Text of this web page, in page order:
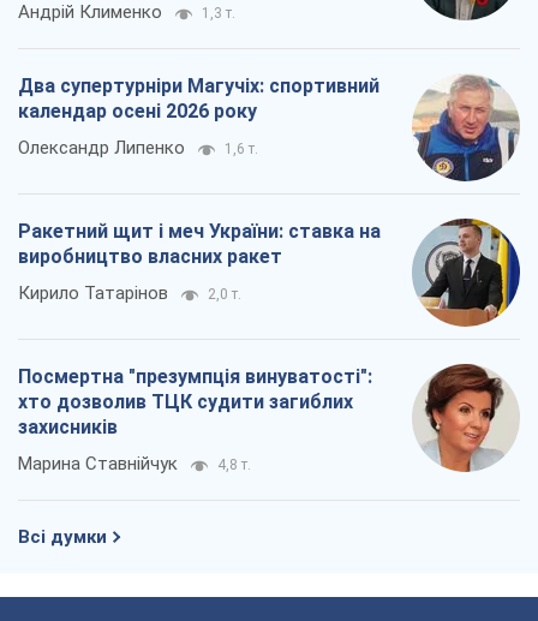
Андрій Клименко 1,3 т.
Два супертурніри Магучіх: спортивний
календар осені 2026 року
Олександр Липенко 1,6 т.
Ракетний щит і меч України: ставка на
виробництво власних ракет
Кирило Татарінов 2,0 т.
Посмертна "презумпція винуватості":
хто дозволив ТЦК судити загиблих
захисників
Марина Ставнійчук 4,8 т.
Всі думки